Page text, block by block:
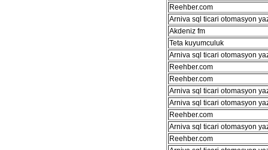
Reehber.com
Arniva sql ticari otomasyon
Akdeniz fm
Teta kuyumculuk
Arniva sql ticari otomasyon
Reehber.com
Reehber.com
Arniva sql ticari otomasyon
Arniva sql ticari otomasyon
Reehber.com
Arniva sql ticari otomasyon
Reehber.com